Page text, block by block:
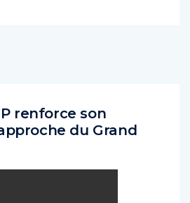
renforce son
du Grand